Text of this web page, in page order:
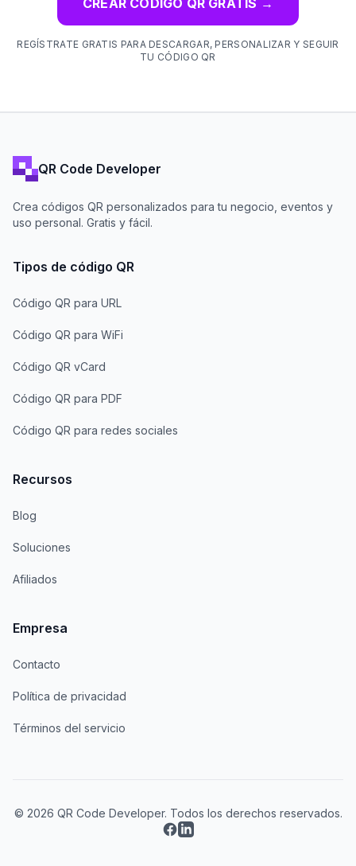
REGÍSTRATE GRATIS PARA DESCARGAR, PERSONALIZAR Y SEGUIR
TU CÓDIGO QR
QR Code Developer
Crea códigos QR personalizados para tu negocio, eventos y
uso personal. Gratis y fácil.
Tipos de código QR
Código QR para URL
Código QR para WiFi
Código QR vCard
Código QR para PDF
Código QR para redes sociales
Recursos
Blog
Soluciones
Afiliados
Empresa
Contacto
Política de privacidad
Términos del servicio
© 2026 QR Code Developer. Todos los derechos reservados.